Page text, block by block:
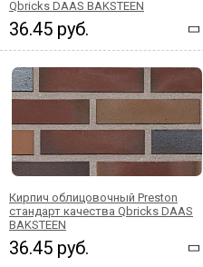
Qbricks DAAS BAKSTEEN
36.45 руб.
Кирпич облицовочный Preston
стандарт качества Qbricks DAAS
BAKSTEEN
36.45 руб.